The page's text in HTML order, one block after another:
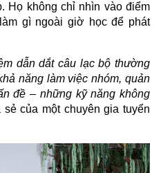
Họ không chỉ nhìn vào điểm
gì ngoài giờ học để phát
dẫn dắt câu lạc bộ thường
năng làm việc nhóm, quản
đề – những kỹ năng không
của một chuyên gia tuyển